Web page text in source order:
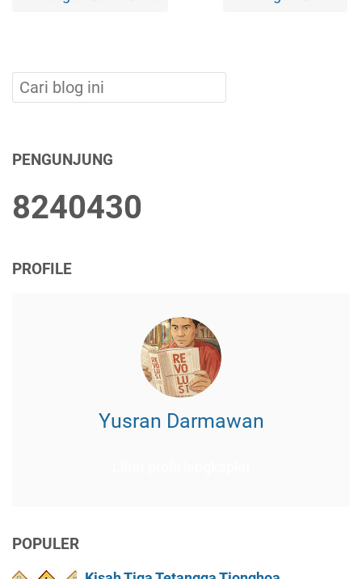
PENGUNJUNG
8240430
PROFILE
Yusran Darmawan
POPULER